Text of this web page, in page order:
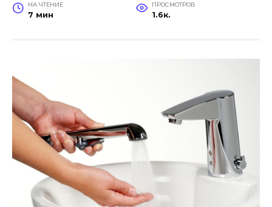
НА ЧТЕНИЕ
7 мин
ПРОСМОТРОВ
1.6к.